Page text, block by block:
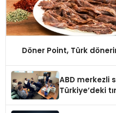
Döner Point, Türk
ABD merkezli
Türkiye’deki